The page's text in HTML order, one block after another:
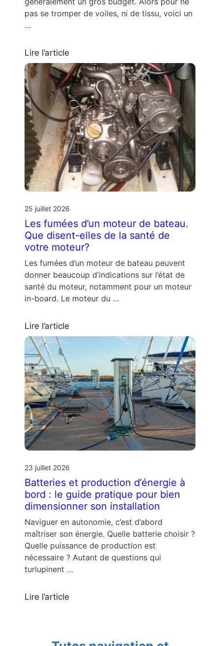
pas se tromper de voiles, ni de tissu, voici un
…
Lire l’article
25 juillet 2026
Les fumées d’un moteur de bateau.
Que disent-elles de la santé de
votre moteur?
Les fumées d’un moteur de bateau peuvent
donner beaucoup d’indications sur l’état de
santé du moteur, notamment pour un moteur
in-board. Le moteur du …
Lire l’article
23 juillet 2026
Batteries et production d’énergie à
bord : le guide pratique pour bien
dimensionner son installation
Naviguer en autonomie, c’est d’abord
maîtriser son énergie. Quelle batterie choisir ?
Quelle puissance de production est
nécessaire ? Autant de questions qui
turlupinent …
Lire l’article